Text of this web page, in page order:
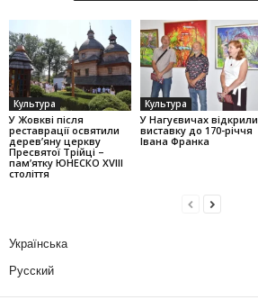
Культура
У Жовкві після
реставрації освятили
дерев’яну церкву
Пресвятої Трійці –
пам’ятку ЮНЕСКО XVIII
століття
Культура
У Нагуєвичах відкрили
виставку до 170-річчя
Івана Франка
Українська
Русский